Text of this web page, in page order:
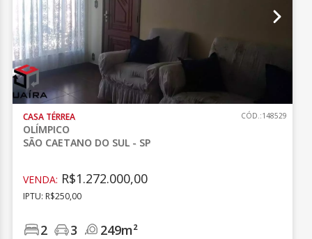
CASA TÉRREA
OLÍMPICO
SÃO CAETANO DO SUL - SP
CÓD.:148529
VENDA: R$1.272.000,00
IPTU: R$250,00
2 3 249m²